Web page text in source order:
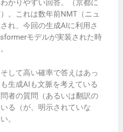
かりやすい回答。（京都に
。これは数年前NMT（ニュ
れ、今回の生成AIに利用さ
モデルが実装された時
して高い確率で答えはあっ
生成AIも文脈を考えている
者の質問（あるいは翻訳の
る（が、明示されていな
。